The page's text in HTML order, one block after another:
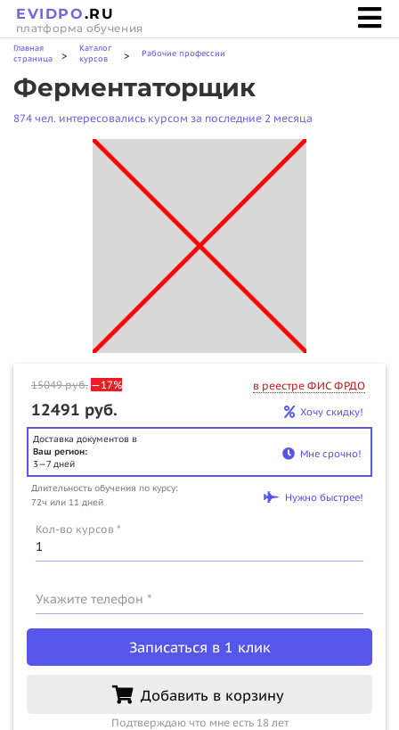
EVIDPO.RU
платформа обучения
Главная
страница
>
Каталог
курсов
> Рабочие профессии
Ферментаторщик
874 чел. интересовались курсом за последние 2 месяца
15049руб. —17% в реестре ФИС ФРДО
12491 руб. Хочу скидку!
Доставка документов в
Ваш регион:
3—7 дней
Мне срочно!
Длительность обучения по курсу:
72ч или 11 дней
Нужно быстрее!
Кол-во курсов *
Укажите телефон *
Записаться в 1 клик
Добавить в корзину
Подтверждаю что мне есть 18 лет